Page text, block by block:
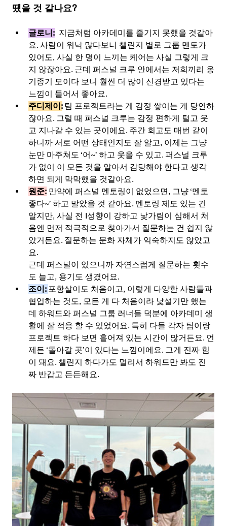
땠을 것 같나요?
글로니: 지금처럼 아카데미를 즐기지 못했을 것같아
요. 사람이 워낙 많다보니 챌린지 별로 그룹 멘토가
있어도, 사실 한 명이 느끼는 케어는 사실 그렇게 크
지 않잖아요. 근데 퍼스널 크루 안에서는 저희끼리 옹
기종기 모이다 보니 훨씬 더 많이 신경받고 있다는
느낌이 들어서 좋아요.
주디제이: 팀 프로젝트라는 게 감정 쌓이는 게 당연하
잖아요. 그럴 때 퍼스널 크루는 감정 편하게 털고 웃
고 지나갈 수 있는 곳이에요. 주간 회고도 매번 같이
하니까 서로 어떤 상태인지도 잘 알고, 이제는 그냥
눈만 마주쳐도 ‘어~’ 하고 웃을 수 있고. 퍼스널 크루
가 없이 이 모든 것을 알아서 감당해야 한다고 생각
하면 되게 막막했을 것같아요.
원준: 만약에 퍼스널 멘토링이 없었으면, 그냥 ‘멘토
좋다~’ 하고 말았을 것 같아요. 멘토링 제도 있는 건
알지만, 사실 전 I성향이 강하고 낯가림이 심해서 처
음엔 먼저 적극적으로 찾아가서 질문하는 건 쉽지 않
았거든요. 질문하는 문화 자체가 익숙하지도 않았고
요.
근데 퍼스널이 있으니까 자연스럽게 질문하는 횟수
도 늘고, 용기도 생겼어요.
조이: 포항살이도 처음이고, 이렇게 다양한 사람들과
협업하는 것도, 모든 게 다 처음이라 낯설기만 했는
데 하워드와 퍼스널 그룹 러너들 덕분에 아카데미 생
활에 잘 적응 할 수 있었어요. 특히 다들 각자 팀이랑
프로젝트 하다 보면 흩어져 있는 시간이 많거든요. 언
제든 ‘돌아갈 곳’이 있다는 느낌이에요. 그게 진짜 힘
이 돼요. 챌린지 하다가도 멀리서 하워드만 봐도 진
짜 반갑고 든든해요.